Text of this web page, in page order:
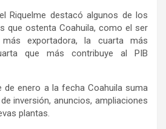
Riquelme destacó algunos de los
que ostenta Coahuila, como el ser
exportadora, la cuarta más
que más contribuye al PIB
de enero a la fecha Coahuila suma
inversión, anuncios, ampliaciones
plantas.